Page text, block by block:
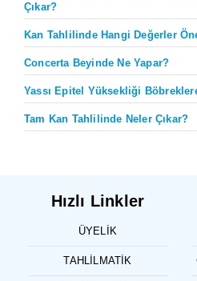
Çıkar?
Kan Tahlilinde Hangi Değerler
Concerta Beyinde Ne Yapar?
Yassı Epitel Yüksekliği
Tam Kan Tahlilinde Neler Çıkar?
Hızlı Linkler
ÜYELIK
TAHLILMATIK